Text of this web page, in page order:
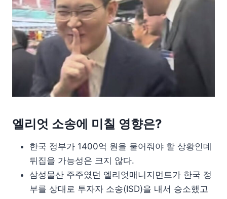
엘리엇 소송에 미칠 영향은?
한국 정부가 1400억 원을 물어줘야 할 상황인데
뒤집을 가능성은 크지 않다.
삼성물산 주주였던 엘리엇매니지먼트가 한국 정
부를 상대로 투자자 소송(ISD)을 내서 승소했고